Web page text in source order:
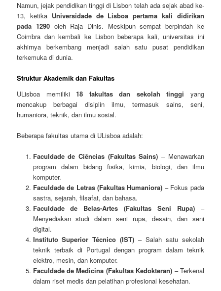
Namun, jejak pendidikan tinggi di Lisbon telah ada sejak abad ke-
13, ketika Universidade de Lisboa pertama kali didirikan
pada 1290oleh Raja Dinis. Meskipun sempat berpindah ke
Coimbra dan kembali ke Lisbon beberapa kali, universitas ini
akhirnya berkembang menjadi salah satu pusat pendidikan
terkemuka di dunia.
Struktur Akademik dan Fakultas
ULisboa memiliki18 fakultas dan sekolah tinggi yang
mencakup berbagai disiplin ilmu, termasuk sains, seni,
humaniora, teknik, dan ilmu sosial.
Beberapa fakultas utama di ULisboa adalah:
Faculdade de Ciências (Fakultas Sains) – Menawarkan
program dalam bidang fisika, kimia, biologi, dan ilmu
komputer.
Faculdade de Letras (Fakultas Humaniora) – Fokus pada
sastra, sejarah, filsafat, dan bahasa.
Faculdade de Belas-Artes (Fakultas Seni Rupa) –
Menyediakan studi dalam seni rupa, desain, dan seni
digital.
Instituto Superior Técnico (IST) – Salah satu sekolah
teknik terbaik di Portugal dengan program dalam teknik
elektro, mesin, dan komputer.
Faculdade de Medicina (Fakultas Kedokteran) – Terkenal
dalam riset medis dan pelatihan profesional kesehatan.